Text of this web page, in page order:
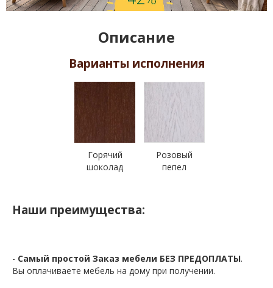
Описание
Варианты исполнения
Горячий
шоколад
Розовый
пепел
Наши преимущества:
- Самый простой Заказ мебели БЕЗ ПРЕДОПЛАТЫ.
Вы оплачиваете мебель на дому при получении.